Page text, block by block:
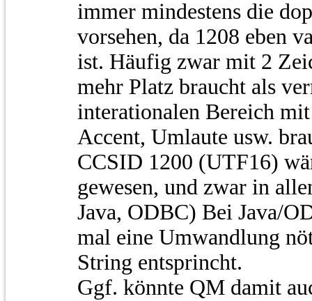
immer mindestens die
vorsehen, da 1208 eben
ist. Häufig zwar mit 2
mehr Platz braucht als
interationalen Bereich
Accent, Umlaute usw.
CCSID 1200 (UTF16)
gewesen, und zwar in
Java, ODBC) Bei Java/
mal eine Umwandlung
String entsprincht.
Ggf. könnte QM damit